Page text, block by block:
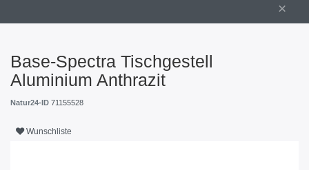
×
Base-Spectra Tischgestell
Aluminium Anthrazit
Natur24-ID 71155528
Wunschliste